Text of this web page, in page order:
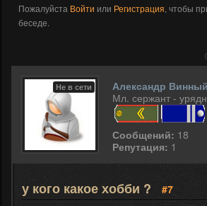
Пожалуйста Войти или Регистрация, чтобы
беседе.
Не в сети
Александр
Мл. сержант -
Сообщений: 18
Репутация: 1
у кого какое хобби ?
#7